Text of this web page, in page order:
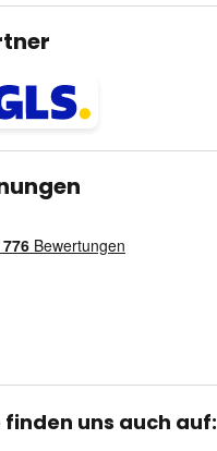
finden uns auch auf: